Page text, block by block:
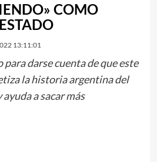
COMO
13:11:01
darse cuenta de que este
la historia argentina del
a sacar más